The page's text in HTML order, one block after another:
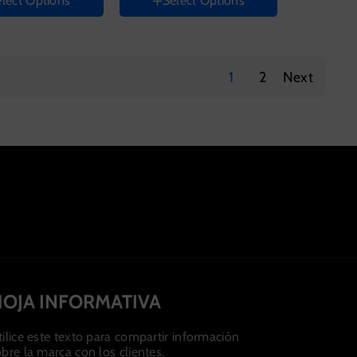
1 2 Next
INFORMATIVA
este texto para compartir información
la marca con los clientes.